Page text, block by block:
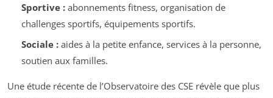
Sportive :abonnements fitness, organisation de
challenges sportifs, équipements sportifs.
Sociale :aides à la petite enfance, services à la personne,
soutien aux familles.
Une étude récente de l’Observatoire des CSE révèle que plus